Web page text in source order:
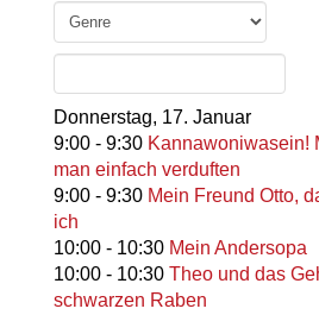
Donnerstag, 17. Januar
9:00- 9:30 Kannawoniwasein!
man einfach verduften
9:00- 9:30 Mein Freund Otto,
ich
10:00- 10:30 Mein Andersopa
10:00- 10:30 Theo und das
schwarzen Raben